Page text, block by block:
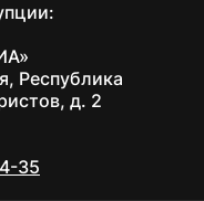
Республика
д. 2
35